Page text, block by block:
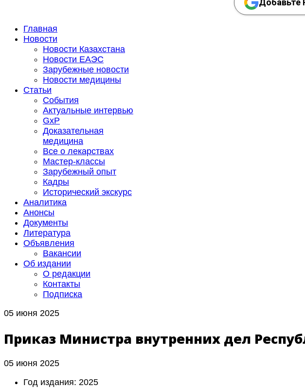
Добавьте
Главная
Новости
Новости Казахстана
Новости ЕАЭС
Зарубежные новости
Новости медицины
Статьи
События
Актуальные интервью
GxP
Доказательная
медицина
Все о лекарствах
Мастер-классы
Зарубежный опыт
Кадры
Исторический экскурс
Аналитика
Анонсы
Документы
Литература
Объявления
Вакансии
Об издании
О редакции
Контакты
Подписка
05 июня 2025
Приказ Министра внутренних дел
05 июня 2025
Год издания: 2025